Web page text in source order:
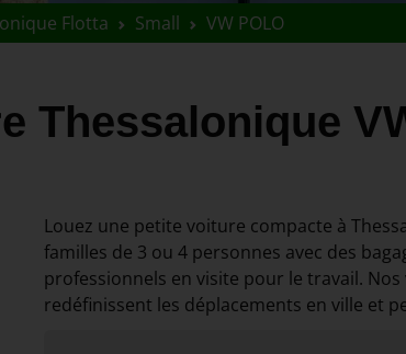
Flotta Small VW POLO
Thessalonique
Louez une petite voiture compacte à
familles de 3 ou 4 personnes avec des
professionnels en visite pour le travail.
redéfinissent les déplacements en ville et